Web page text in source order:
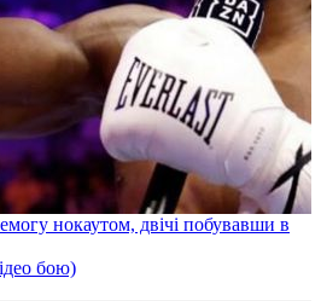
нокаутом, двічі побувавши в
бою)